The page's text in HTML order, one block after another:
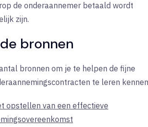
de onderaannemer betaald wordt
zijn.
bronnen
bronnen om je te helpen de fijne
te leren
opstellen van een effectieve